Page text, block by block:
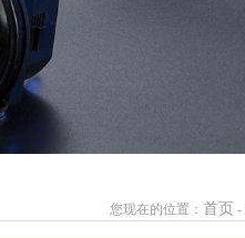
您现在的位置： 首页 -